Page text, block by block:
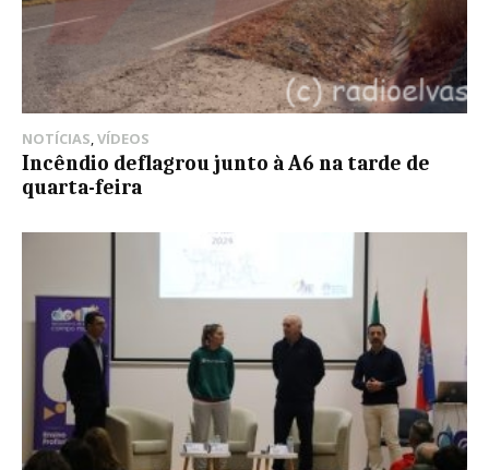
NOTÍCIAS,VÍDEOS
Incêndio deflagrou junto à A6 na tarde de
quarta-feira